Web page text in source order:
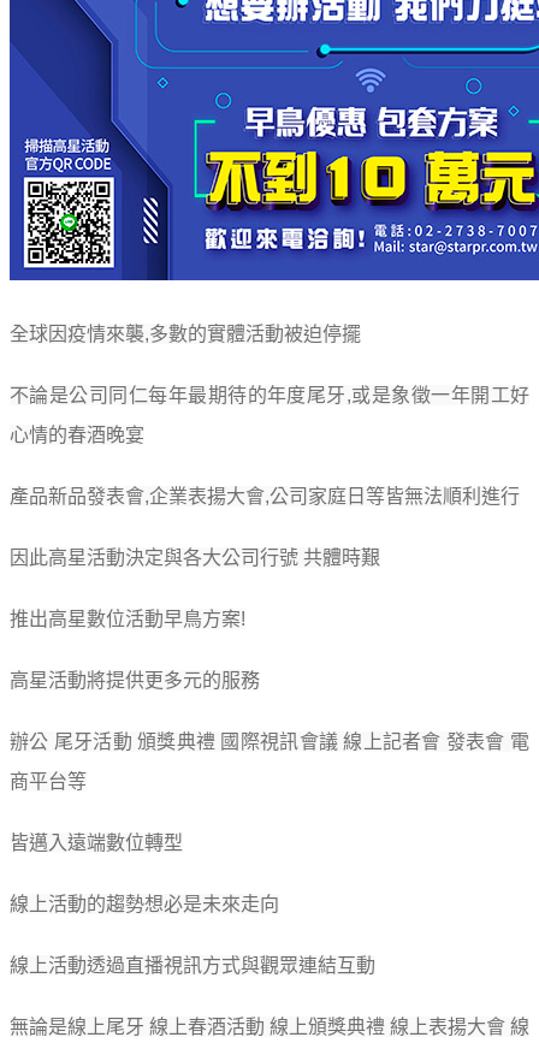
全球因疫情來襲,多數的實體活動被迫停擺
不論是公司同仁每年最期待的年度尾牙,或是象徵一年開工好
心情的春酒晚宴
產品新品發表會,企業表揚大會,公司家庭日等皆無法順利進行
因此高星活動決定與各大公司行號 共體時艱
推出高星數位活動早鳥方案!
高星活動將提供更多元的服務
辦公 尾牙活動 頒獎典禮 國際視訊會議 線上記者會 發表會 電
商平台等
皆邁入遠端數位轉型
線上活動的趨勢想必是未來走向
線上活動透過直播視訊方式與觀眾連結互動
無論是線上尾牙 線上春酒活動 線上頒獎典禮 線上表揚大會 線